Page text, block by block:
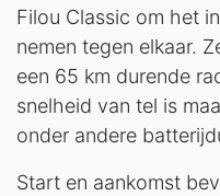
Filou Classic om het
nemen tegen elkaar.
een 65 km durende
snelheid van tel is
onder andere
Start en aankomst